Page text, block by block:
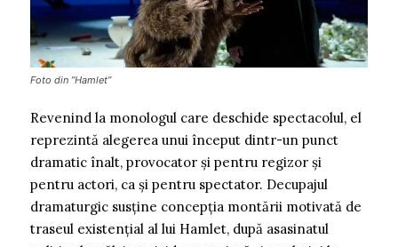
Foto din ”Hamlet”
Revenind la monologul care deschide spectacolul, el
reprezintă alegerea unui început dintr-un punct
dramatic înalt, provocator și pentru regizor și
pentru actori, ca și pentru spectator. Decupajul
dramaturgic susține concepția montării motivată de
traseul existențial al lui Hamlet, după asasinatul